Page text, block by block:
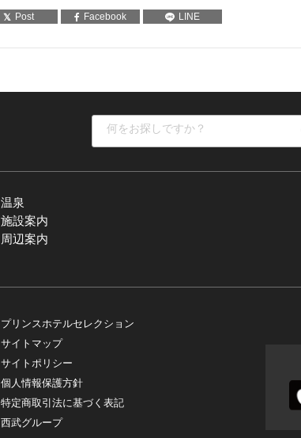
Post Facebook LINE
温泉
施設案内
周辺案内
プリンスホテルセレクション
サイトマップ
サイトポリシー
個人情報保護方針
特定商取引法に基づく表記
西武グループ